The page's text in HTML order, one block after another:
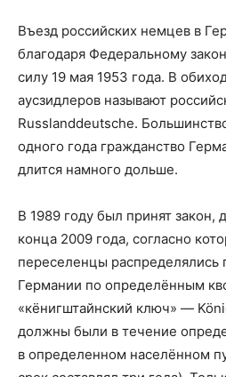
Въезд российских немцев в
благодаря Федеральному
силу 19 мая 1953 года. В
аусзидлеров называют
Russlanddeutsche.
одного года гражданство
длится намного дольше.
В 1989 году был принят закон,
конца 2009 года, согласно
переселенцы распределялись
Германии по определённым
«кёнигштайнский ключ» —
должны были в течение
в определенном населённом